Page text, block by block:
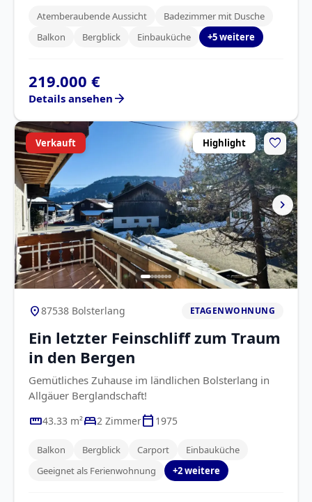
Atemberaubende Aussicht
Badezimmer mit Dusche
Balkon
Bergblick Einbauküche +5 weitere
219.000 €
Details ansehen arrow_forward
chevron_right
Verkauft favorite
Highlight
location_on87538 Bolsterlang ETAGENWOHNUNG
Ein letzter Feinschliff zum Traum
in den Bergen
Gemütliches Zuhause im ländlichen Bolsterlang in
Allgäuer Berglandschaft!
straighten43.33 m²bed2 Zimmercalendar_today 1975
Balkon Bergblick Carport
Einbauküche
Geeignet als Ferienwohnung
+2 weitere